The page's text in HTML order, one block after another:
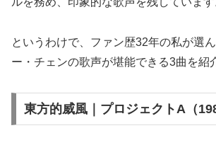
というわけで、ファン歴32年の私が選
ー・チェンの歌声が堪能できる3曲を紹
東方的威風｜プロジェクトA（